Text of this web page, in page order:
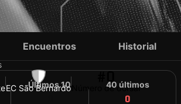
IGOR
EC São Bernardo Número de dorsal
Encuentros Historial
Últimos 10 40 últimos
0